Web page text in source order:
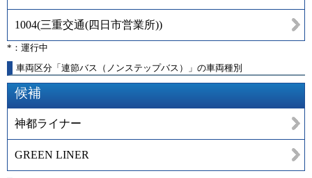
1004(三重交通(四日市営業所))
*：運行中
車両区分「連節バス（ノンステップバス）」の車両種別
候補
神都ライナー
GREEN LINER